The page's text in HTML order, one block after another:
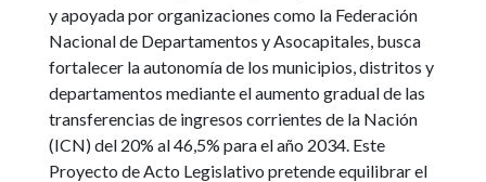
y apoyada por organizaciones como la Federación
Nacional de Departamentos y Asocapitales, busca
fortalecer la autonomía de los municipios, distritos y
departamentos mediante el aumento gradual de las
transferencias de ingresos corrientes de la Nación
(ICN) del 20% al 46,5% para el año 2034. Este
Proyecto de Acto Legislativo pretende equilibrar el